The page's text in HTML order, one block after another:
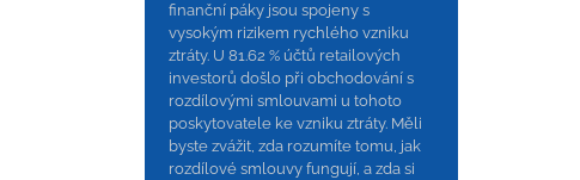
finanční páky jsou spojeny s
vysokým rizikem rychlého vzniku
ztráty. U 81.62 % účtů retailových
investorů došlo při obchodování s
rozdílovými smlouvami u tohoto
poskytovatele ke vzniku ztráty. Měli
byste zvážit, zda rozumíte tomu, jak
rozdílové smlouvy fungují, a zda si